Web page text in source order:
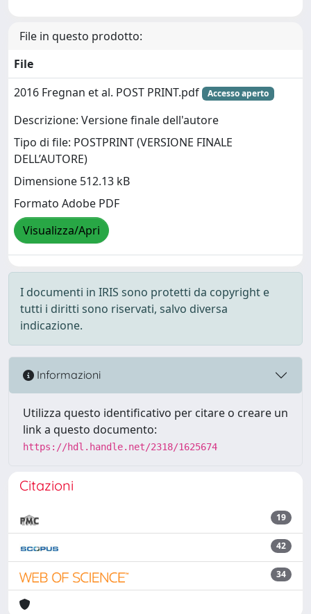
File in questo prodotto:
File
2016 Fregnan et al. POST PRINT.pdf
Accesso aperto
Descrizione: Versione finale dell'autore
Tipo di file: POSTPRINT (VERSIONE FINALE
DELL’AUTORE)
Dimensione 512.13 kB
Formato Adobe PDF
Visualizza/Apri
I documenti in IRIS sono protetti da copyright e
tutti i diritti sono riservati, salvo diversa
indicazione.
Informazioni
Utilizza questo identificativo per citare o creare un
link a questo documento:
https://hdl.handle.net/2318/1625674
Citazioni
19
42
34